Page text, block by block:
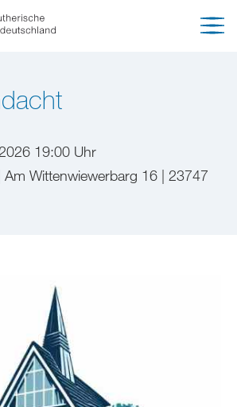
19:00 Uhr
Am Wittenwiewerbarg 16 | 23747